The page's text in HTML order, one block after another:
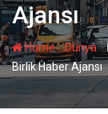
Ajansı
Home-Dünya-
Birlik Haber Ajansı